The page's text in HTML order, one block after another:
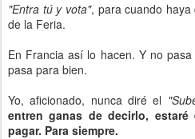
"Entra tú y vota", para cuando
de la Feria.
En Francia así lo hacen. Y no
pasa para bien.
Yo, aficionado, nunca diré el
entren ganas de decirlo,
pagar. Para siempre.